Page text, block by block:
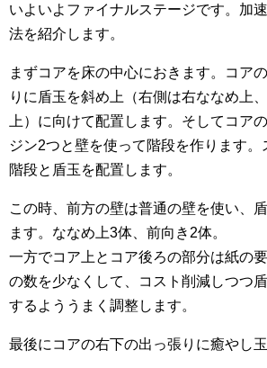
いよいよファイナルステージです。加
法を紹介します。
まずコアを床の中心におきます。コア
りに盾玉を斜め上（右側は右ななめ上
上）に向けて配置します。そしてコア
ジン2つと壁を使って階段を作ります
階段と盾玉を配置します。
この時、前方の壁は普通の壁を使い、
ます。ななめ上3体、前向き2体。
一方でコア上とコア後ろの部分は紙の
の数を少なくして、コスト削減しつつ
するよううまく調整します。
最後にコアの右下の出っ張りに癒やし